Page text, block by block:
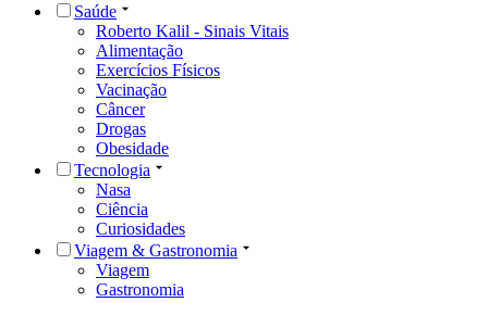
Saúde
Roberto Kalil - Sinais Vitais
Alimentação
Exercícios Físicos
Vacinação
Câncer
Drogas
Obesidade
Tecnologia
Nasa
Ciência
Curiosidades
Viagem & Gastronomia
Viagem
Gastronomia